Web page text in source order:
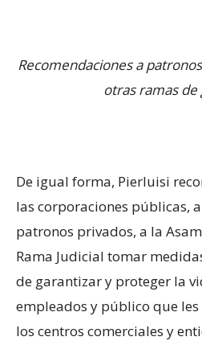
Recomendaciones a
otras ramas
De igual forma, Pierluisi
las corporaciones públicas,
patronos privados, a la
Rama Judicial tomar
de garantizar y proteger la
empleados y público que les
los centros comerciales y